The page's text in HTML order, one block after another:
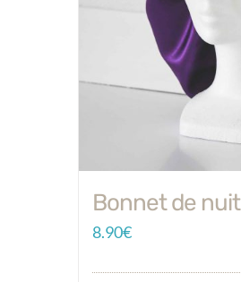
Bonnet de nuit
8.90€